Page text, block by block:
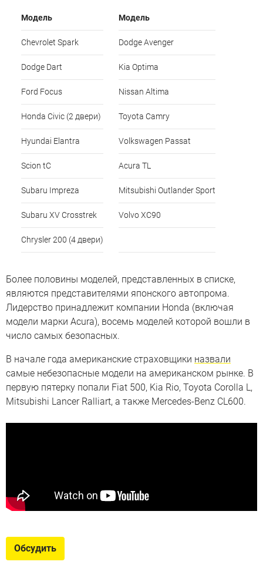
Модель Модель
Chevrolet Spark Dodge Avenger
Dodge Dart Kia Optima
Ford Focus Nissan Altima
Honda Civic (2 двери) Toyota Camry
Hyundai Elantra Volkswagen Passat
Scion tC Acura TL
Subaru Impreza Mitsubishi Outlander Sport
Subaru XV Crosstrek Volvo XC90
Chrysler 200 (4 двери)
Более половины моделей, представленных в списке,
являются представителями японского автопрома.
Лидерство принадлежит компании Honda (включая
модели марки Acura), восемь моделей которой вошли в
число самых безопасных.
В начале года американские страховщики назвали
самые небезопасные модели на американском рынке. В
первую пятерку попали Fiat 500, Kia Rio, Toyota Corolla L,
Mitsubishi Lancer Ralliart, а также Mercedes-Benz CL600.
Обсудить